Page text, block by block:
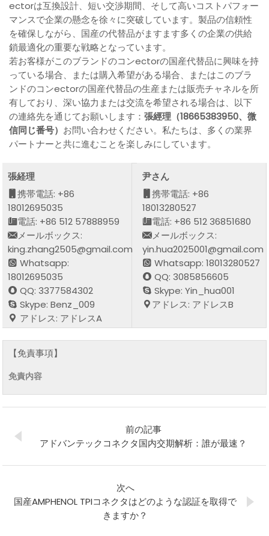
ectorは互換設計、短い交渉期間、そして高いコストパフォー
マンスで企業の懸念を徐々に突破しています。製品の信頼性
を確保しながら、国産の代替品がますます多くの企業の供給
鎖最適化の重要な戦略となっています。
若お客様がこのブランドのコンectorの国産代替品に興味を持
っている場合、または購入希望がある場合、またはこのブラ
ンドのコンectorの国産代替品の生産または販売チャネルを所
有しており、深い協力または交流を希望される場合は、以下
の連絡先を通じてお願いします：張經理（18665383950、微
信同じ番号） お問い合わせください。私たちは、多くの業界
パートナーと共に進むことを楽しみにしています。
張経理
携帯電話: +86
18012695035
電話: +86 512 57888959
メールボックス:
king.zhang2505@gmail.com
Whatsapp:
18012695035
QQ: 3377584302
Skype: Benz_009
アドレス: アドレスA
尹さん
携帯電話: +86
18013280527
電話: +86 512 36851680
メールボックス:
yin.hua2025001@gmail.com
Whatsapp: 18013280527
QQ: 3085856605
Skype: Yin_hua001
アドレス: アドレスB
【免責事項】
免責内容
前の記事
アドバンテックコネクタ国内交期解析：誰が最速？
次へ
国産AMPHENOL TPIコネクタはどのような認証を取得で
きますか？